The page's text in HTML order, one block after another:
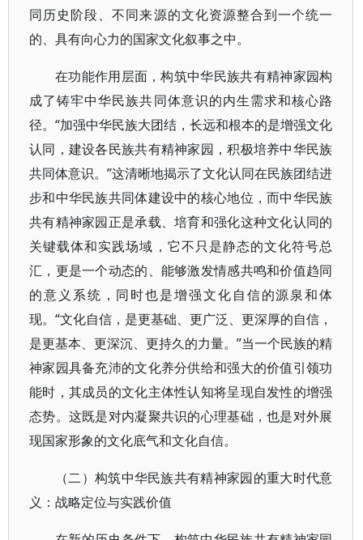
同历史阶段、不同来源的文化资源整合到一个统一
的、具有向心力的国家文化叙事之中。
在功能作用层面，构筑中华民族共有精神家园构
成了铸牢中华民族共同体意识的内生需求和核心路
径。“加强中华民族大团结，长远和根本的是增强文化
认同，建设各民族共有精神家园，积极培养中华民族
共同体意识。”这清晰地揭示了文化认同在民族团结进
步和中华民族共同体建设中的核心地位，而中华民族
共有精神家园正是承载、培育和强化这种文化认同的
关键载体和实践场域，它不只是静态的文化符号总
汇，更是一个动态的、能够激发情感共鸣和价值趋同
的意义系统，同时也是增强文化自信的源泉和体
现。“文化自信，是更基础、更广泛、更深厚的自信，
是更基本、更深沉、更持久的力量。”当一个民族的精
神家园具备充沛的文化养分供给和强大的价值引领功
能时，其成员的文化主体性认知将呈现自发性的增强
态势。这既是对内凝聚共识的心理基础，也是对外展
现国家形象的文化底气和文化自信。
（二）构筑中华民族共有精神家园的重大时代意
义：战略定位与实践价值